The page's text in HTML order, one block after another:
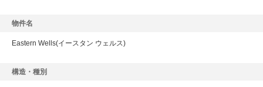
物件名
Eastern Wells(イースタン ウェルス)
構造・種別